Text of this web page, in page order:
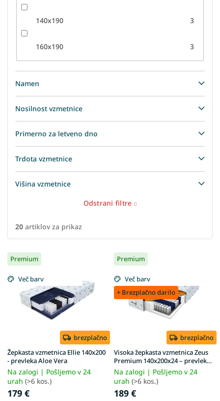
140x190 3
160x190 3
Namen
Nosilnost vzmetnice
Primerno za letveno dno
Trdota vzmetnice
Višina vzmetnice
Odstrani filtre
20 artiklov za prikaz
L
i
s
t
d
u
c
t
s
Premium
Več barv
brezplačno
Žepkasta vzmetnica Ellie 140x200
- prevleka Aloe Vera
Na zalogi | Pošljemo v 24
urah (>6 kos.)
179 €
Premium
Več barv
+ Brezplačno darilo
brezplačno
Visoka žepkasta vzmetnica Zeus
Premium 140x200x24 – prevleka
Aloe Vera
Na zalogi | Pošljemo v 24
urah (>6 kos.)
189 €